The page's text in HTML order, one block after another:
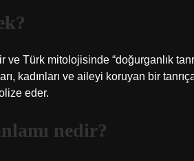
Türk mitolojisinde “doğurganlık
kadınları ve aileyi koruyan bir
eder.
nedir?